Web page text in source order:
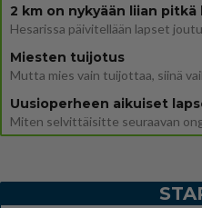
2 km on nykyään liian
Miesten tuijotus